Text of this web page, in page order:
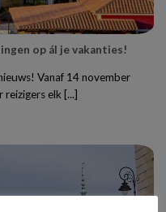
op ál je vakanties!
Vanaf 14 november
elk [...]